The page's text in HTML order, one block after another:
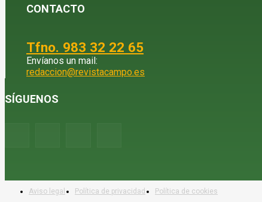
CONTACTO
Tfno. 983 32 22 65
Envíanos un mail:
redaccion@revistacampo.es
SÍGUENOS
Aviso legal Política de privacidad Política de cookies